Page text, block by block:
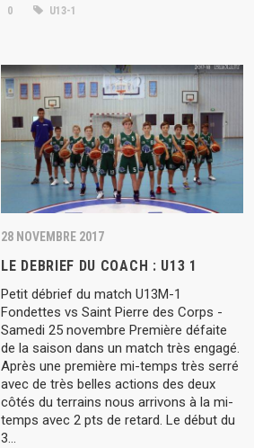
0 U13-1
28 NOVEMBRE 2017
LE DEBRIEF DU COACH : U13 1
Petit débrief du match U13M-1
Fondettes vs Saint Pierre des Corps -
Samedi 25 novembre Première défaite
de la saison dans un match très engagé.
Après une première mi-temps très serré
avec de très belles actions des deux
côtés du terrains nous arrivons à la mi-
temps avec 2 pts de retard. Le début du
3...